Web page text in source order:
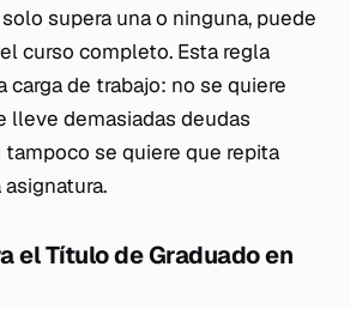
supera una o ninguna, puede
curso completo. Esta regla
carga de trabajo: no se quiere
lleve demasiadas deudas
tampoco se quiere que repita
el Título de Graduado en